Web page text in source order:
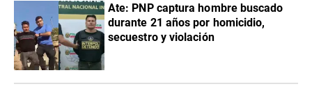
Ate: PNP captura hombre buscado
durante 21 años por homicidio,
secuestro y violación